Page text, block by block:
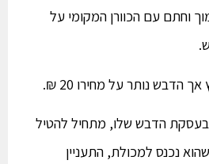
וחתם עם הכוורן המקומי על
הדבש נותר על מחירו 20 ₪.
הדבש שלו, מתחיל להטיל
נכנס למכולת, התעניין